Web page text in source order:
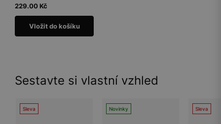
229.00 Kč
Vložit do košíku
Sestavte si vlastní vzhled
Sleva Novinky Sleva